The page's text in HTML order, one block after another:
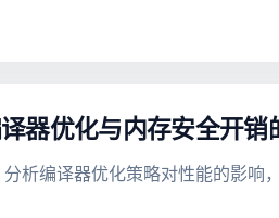
器优化与内存安全开销
析编译器优化策略对性能的影响